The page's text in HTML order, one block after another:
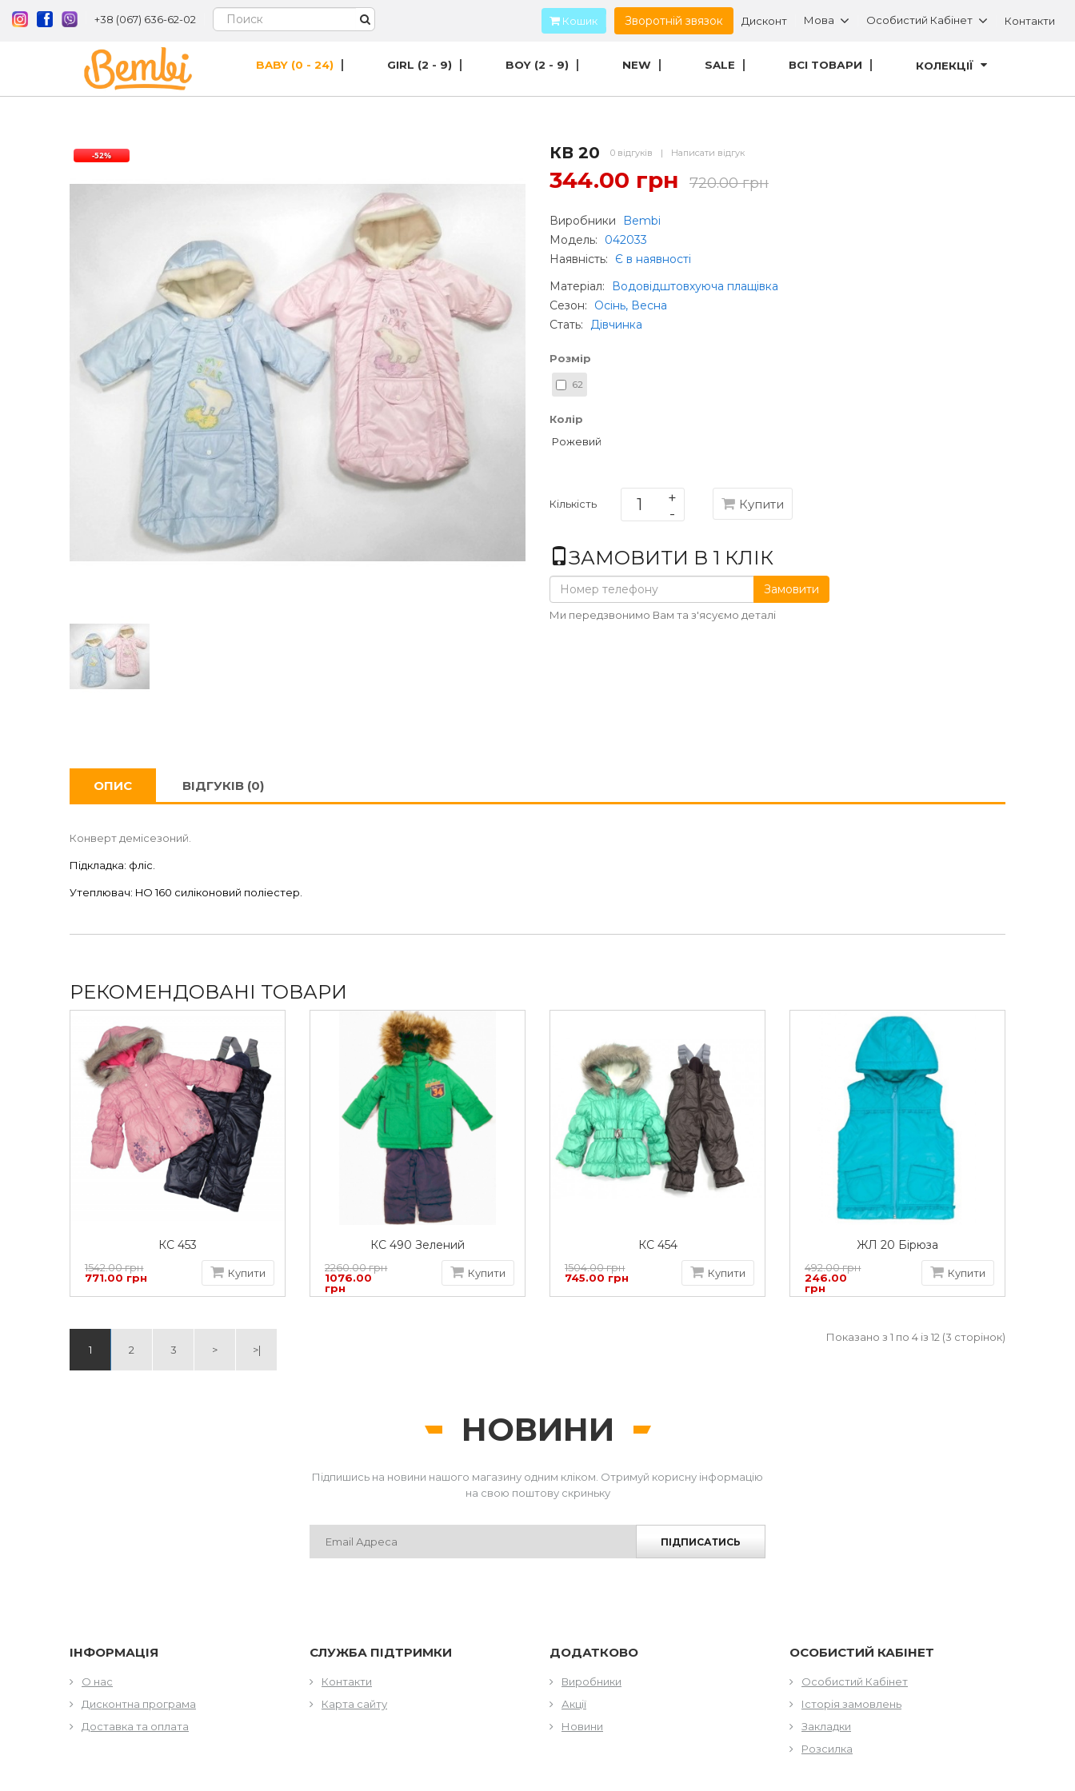
+38 (067) 636-62-02 Кошик Зворотній звязок Дисконт Мова Особистий Кабінет Контакти
BABY (0 - 24) GIRL (2 - 9) BOY (2 - 9) NEW SALE ВСІ ТОВАРИ КОЛЕКЦІЇ
-52% КВ 20 0 відгуків | Написати відгук
344.00 грн 720.00 грн
Виробники
Bembi
Модель:
042033
Наявність:
Є в наявності
Матеріал:
Водовідштовхуюча плащівка
Сезон:
Осінь, Весна
Стать: Дівчинка
Розмір
62
Колір
Рожевий
Кількість Купити
ЗАМОВИТИ В 1 КЛІК
Замовити
Ми передзвонимо Вам та з'ясуємо деталі
ОПИС ВІДГУКІВ (0)
Конверт демісезоний.
Підкладка: фліс.
Утеплювач: HО 160 силіконовий поліестер.
РЕКОМЕНДОВАНІ ТОВАРИ
КС 453
1542.00 грн
771.00 грн
Купити
КС 490 Зелений
2260.00 грн
1076.00
грн
Купити
КС 454
1504.00 грн
745.00 грн
Купити
ЖЛ 20 Бірюза
492.00 грн
246.00
грн
Купити
1 2 3 > >|
Показано з 1 по 4 із 12 (3 сторінок)
НОВИНИ
Підпишись на новини нашого магазину одним кліком. Отримуй корисну інформацію
на свою поштову скриньку
ПІДПИСАТИСЬ
ІНФОРМАЦІЯ
О нас
Дисконтна програма
Доставка та оплата
СЛУЖБА ПІДТРИМКИ
Контакти
Карта сайту
ДОДАТКОВО
Виробники
Акції
Новини
ОСОБИСТИЙ КАБІНЕТ
Особистий Кабінет
Історія замовлень
Закладки
Розсилка